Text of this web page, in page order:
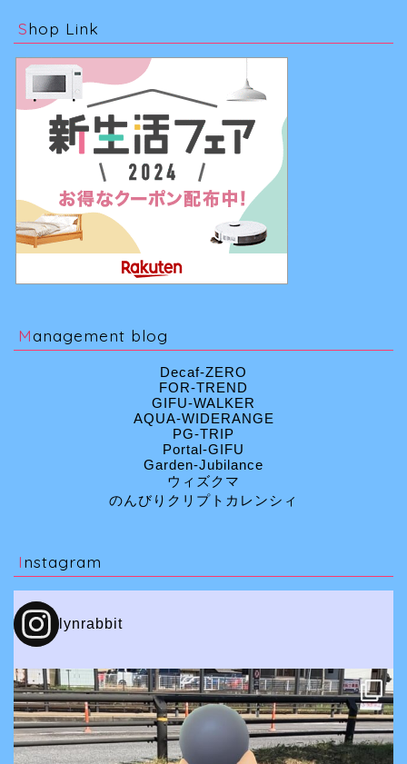
Shop Link
Management blog
Decaf-ZERO
FOR-TREND
GIFU-WALKER
AQUA-WIDERANGE
PG-TRIP
Portal-GIFU
Garden-Jubilance
ウィズクマ
のんびりクリプトカレンシィ
Instagram
lynrabbit